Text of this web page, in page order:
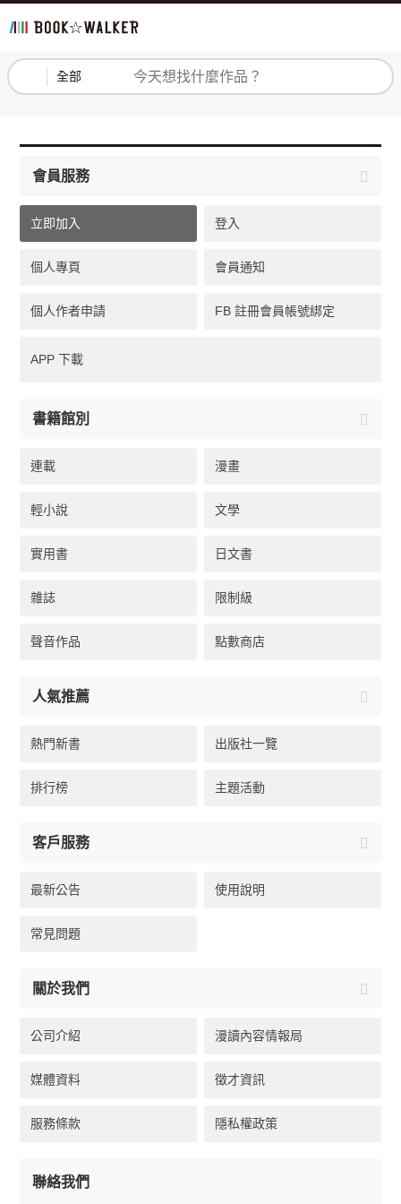
全部 登入 註冊
會員服務
立即加入 登入
個人專頁 會員通知
個人作者申請 FB 註冊會員帳號綁定
APP 下載
書籍館別
連載 漫畫
輕小說 文學
實用書 日文書
雜誌 限制級
聲音作品 點數商店
人氣推薦
熱門新書 出版社一覽
排行榜 主題活動
客戶服務
最新公告 使用說明
常見問題
關於我們
公司介紹 漫讀內容情報局
媒體資料 徵才資訊
服務條款 隱私權政策
聯絡我們